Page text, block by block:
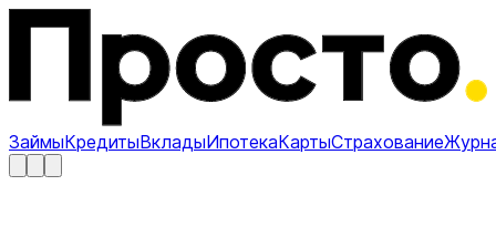
ЗаймыКредитыВкладыИпотекаКартыСтрахование